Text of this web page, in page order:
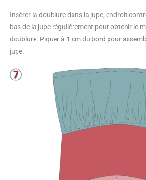
Insérer la doublure dans la jupe, endroit
bas de la jupe régulièrement pour obtenir le
doublure. Piquer à 1 cm du bord pour
jupe.